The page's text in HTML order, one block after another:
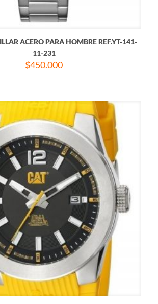
ACERO PARA HOMBRE REF.YT-141-
11-231
$450.000